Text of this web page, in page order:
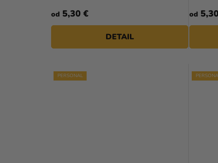
T
od 5,30 €
DETAIL
od
PERSONAL